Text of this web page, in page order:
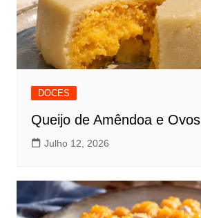
DOCES
Queijo de Amêndoa e Ovos
Julho 12, 2026